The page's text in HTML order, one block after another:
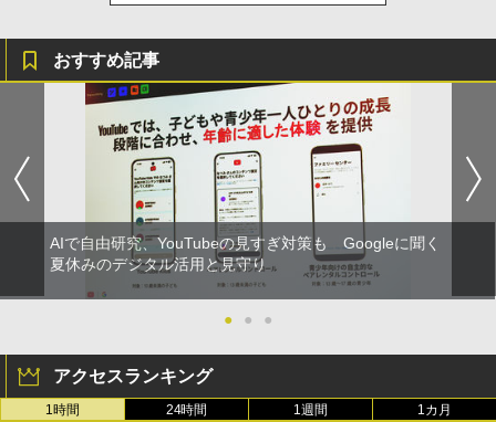
おすすめ記事
AIで自由研究、YouTubeの見すぎ対策も Googleに聞く
夏休みのデジタル活用と見守り
● ● ●
アクセスランキング
1時間 24時間 1週間 1カ月